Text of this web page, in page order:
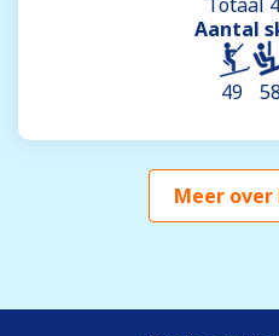
Aantal
49 58
Meer over